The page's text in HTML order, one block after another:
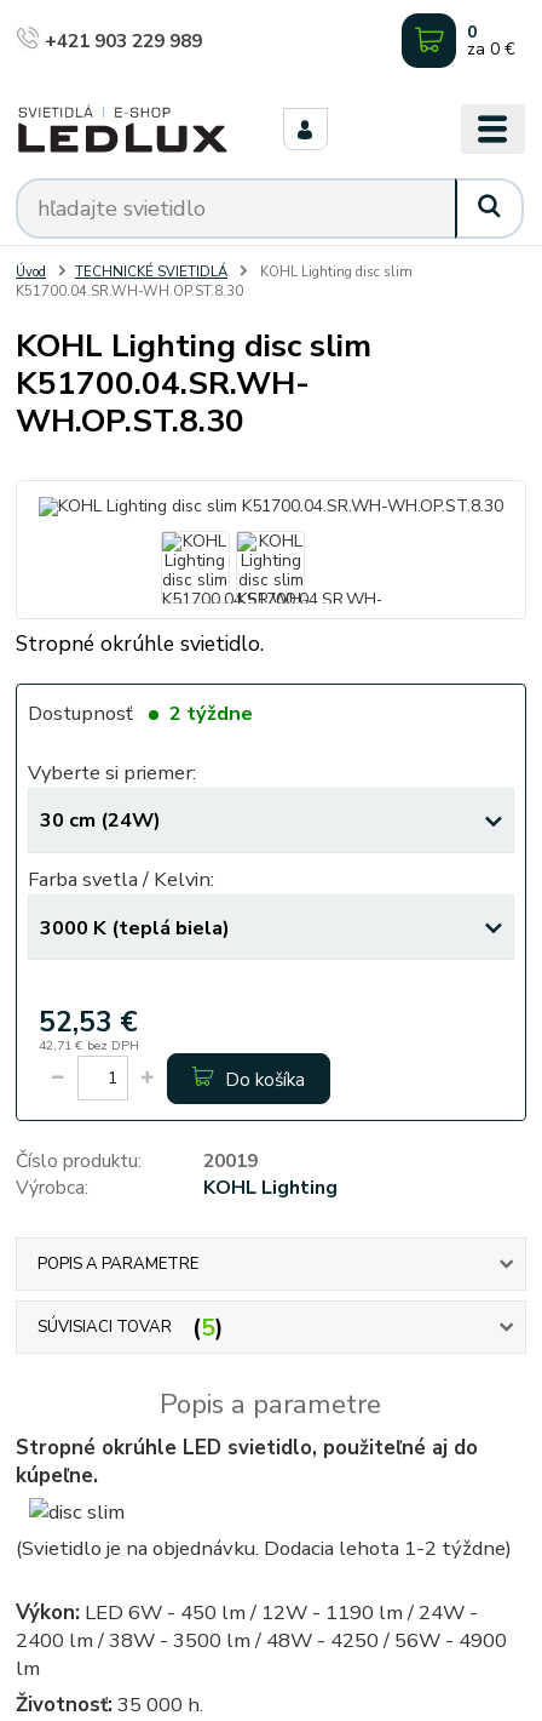
+421 903 229 989 0
za 0 €
Úvod TECHNICKÉ SVIETIDLÁ
KOHL Lighting disc slim
K51700.04.SR.WH-WH.OP.ST.8.30
KOHL Lighting disc slim
K51700.04.SR.WH-
WH.OP.ST.8.30
Stropné okrúhle svietidlo.
Dostupnosť 2 týždne
Vyberte si priemer:
Farba svetla / Kelvin:
52,53 €
42,71 € bez DPH
Do košíka
Číslo produktu:
20019
Výrobca:
KOHL Lighting
POPIS A PARAMETRE
SÚVISIACI TOVAR 5
Popis a parametre
Stropné okrúhle LED svietidlo, použiteľné aj do
kúpeľne.
(Svietidlo je na objednávku. Dodacia lehota 1-2 týždne)
Výkon: LED 6W - 450 lm / 12W - 1190 lm / 24W -
2400 lm / 38W - 3500 lm / 48W - 4250 / 56W - 4900
lm
Životnosť: 35 000 h.